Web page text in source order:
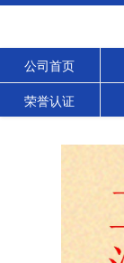
公司首页
荣誉认证